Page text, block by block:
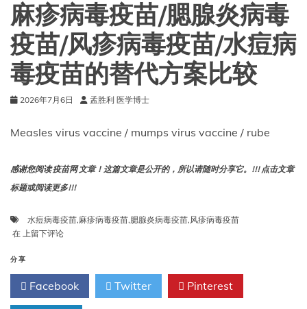
麻疹病毒疫苗/腮腺炎病毒
疫苗/风疹病毒疫苗/水痘病
毒疫苗的替代方案比较
2026年7月6日 孟胜利 医学博士
Measles virus vaccine / mumps virus vaccine / rube
感谢您阅读 疫苗网 文章！这篇文章是公开的，所以请随时分享它。!!! 点击文章
标题或阅读更多!!!
水痘病毒疫苗,麻疹病毒疫苗,腮腺炎病毒疫苗,风疹病毒疫苗
在 麻
病
毒
疫
苗/
上留下评论
分享
Facebook Twitter Pinterest